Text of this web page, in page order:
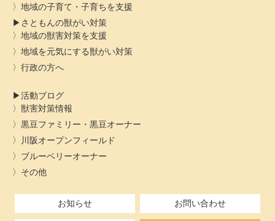
地域の子育て・子育ちを支援
さともんの獣がい対策
地域の獣害対策を支援
地域を元気にする獣がい対策
行政の方へ
活動ブログ
獣害対策情報
黒豆ファミリー・黒豆オーナー
川阪オープンフィールド
ブルーベリーオーナー
その他
お知らせ お問い合わせ